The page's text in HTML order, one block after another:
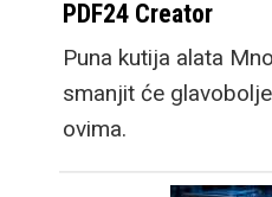
PDF24 Creator
Puna kutija alata
smanjit će
ovima.